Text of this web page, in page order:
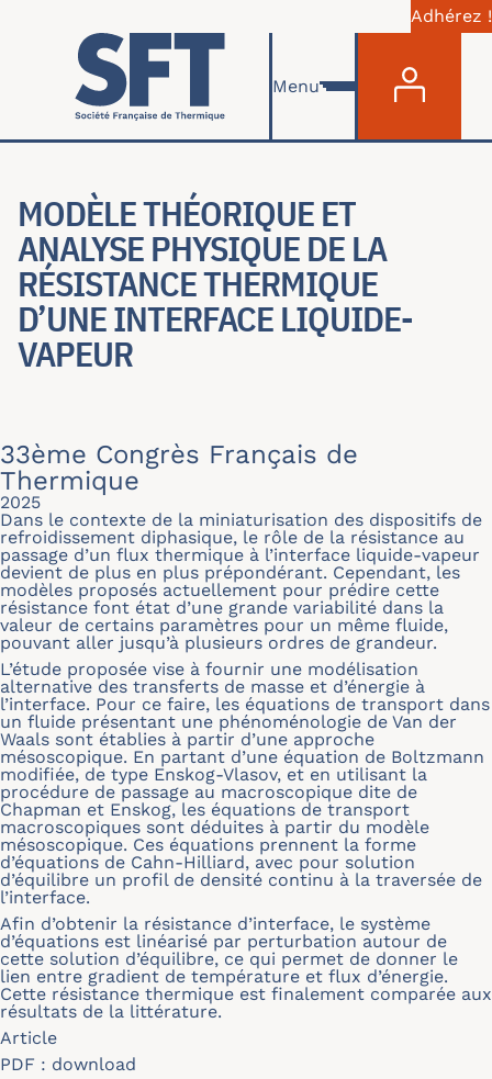
Skip to main content
Adhérez !
Menu
MODÈLE THÉORIQUE ET
ANALYSE PHYSIQUE DE LA
RÉSISTANCE THERMIQUE
D’UNE INTERFACE LIQUIDE-
VAPEUR
33ème Congrès Français de
Thermique
2025
Dans le contexte de la miniaturisation des dispositifs de
refroidissement diphasique, le rôle de la résistance au
passage d’un flux thermique à l’interface liquide-vapeur
devient de plus en plus prépondérant. Cependant, les
modèles proposés actuellement pour prédire cette
résistance font état d’une grande variabilité dans la
valeur de certains paramètres pour un même fluide,
pouvant aller jusqu’à plusieurs ordres de grandeur.
L’étude proposée vise à fournir une modélisation
alternative des transferts de masse et d’énergie à
l’interface. Pour ce faire, les équations de transport dans
un fluide présentant une phénoménologie de Van der
Waals sont établies à partir d’une approche
mésoscopique. En partant d’une équation de Boltzmann
modifiée, de type Enskog-Vlasov, et en utilisant la
procédure de passage au macroscopique dite de
Chapman et Enskog, les équations de transport
macroscopiques sont déduites à partir du modèle
mésoscopique. Ces équations prennent la forme
d’équations de Cahn-Hilliard, avec pour solution
d’équilibre un profil de densité continu à la traversée de
l’interface.
Afin d’obtenir la résistance d’interface, le système
d’équations est linéarisé par perturbation autour de
cette solution d’équilibre, ce qui permet de donner le
lien entre gradient de température et flux d’énergie.
Cette résistance thermique est finalement comparée aux
résultats de la littérature.
Article
PDF : download